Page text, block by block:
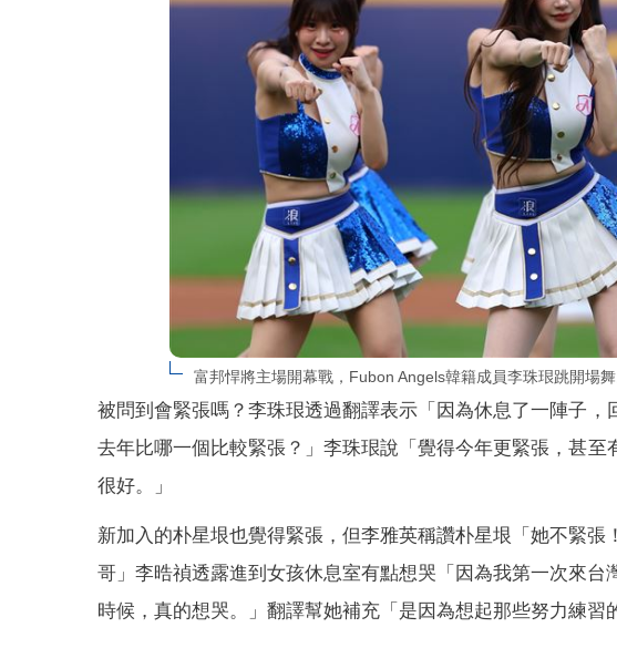
富邦悍將主場開幕戰，Fubon Angels韓籍成員李珠珢跳開場舞
被問到會緊張嗎？李珠珢透過翻譯表示「因為休息了一陣子
去年比哪一個比較緊張？」李珠珢說「覺得今年更緊張，甚
很好。」
新加入的朴星垠也覺得緊張，但李雅英稱讚朴星垠「她不緊
哥」李晧禎透露進到女孩休息室有點想哭「因為我第一次來
時候，真的想哭。」翻譯幫她補充「是因為想起那些努力練習